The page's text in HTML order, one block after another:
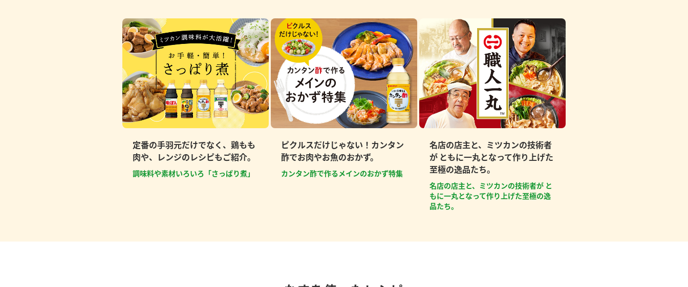
定番の手羽元だけでなく、鶏もも
肉や、レンジのレシピもご紹介。
調味料や素材いろいろ「さっぱり煮」
ピクルスだけじゃない！カンタン
酢でお肉やお魚のおかず。
カンタン酢で作るメインのおかず特集
名店の店主と、ミツカンの技術者
が ともに一丸となって作り上げた
至極の逸品たち。
名店の店主と、ミツカンの技術者が と
もに一丸となって作り上げた至極の逸
品たち。